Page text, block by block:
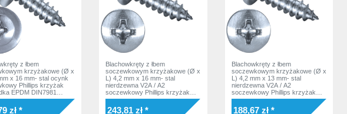
z łbem
krzyżakowe (Ø x
x 16 mm- stal ocynk
Phillips krzyżak
EPDM DIN7981
Norma zakładowa
zł *
Blachowkręty z łbem
soczewkowym krzyżakowe (Ø x
L) 4,2 mm x 16 mm- stal
nierdzewna V2A / A2
soczewkowy Phillips krzyżak
Podkładka bez podkładki
DIN7981 ISO7049 Norma
243,81 zł *
Blachowkręty z łbem
soczewkowym krzyżakowe (Ø x
L) 4,2 mm x 13 mm- stal
nierdzewna V2A / A2
soczewkowy Phillips krzyżak
Podkładka bez podkładki
DIN7981 ISO7049 Norma
188,67 zł *